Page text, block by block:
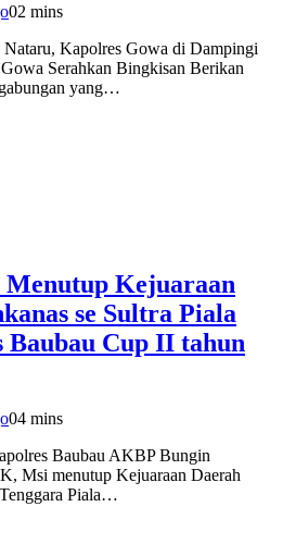
02 mins
Nataru, Kapolres Gowa di Dampingi
Serahkan Bingkisan Berikan
yang…
Menutup Kejuaraan
se Sultra Piala
Cup II tahun
04 mins
Baubau AKBP Bungin
Msi menutup Kejuaraan Daerah
Piala…